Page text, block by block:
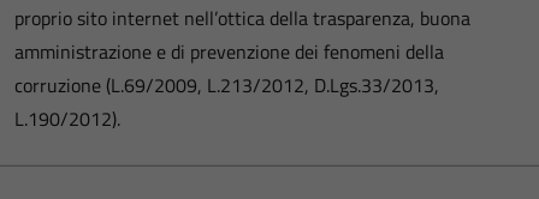
proprio sito internet nell’ottica della trasparenza, buona
amministrazione e di prevenzione dei fenomeni della
corruzione (L.69/2009, L.213/2012, D.Lgs.33/2013,
L.190/2012).